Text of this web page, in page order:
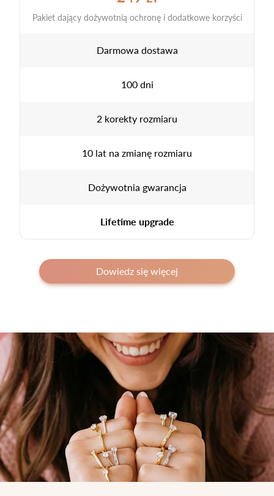
Pakiet dający dożywotnią ochronę i dodatkowe korzyści
Darmowa dostawa
100 dni
2 korekty rozmiaru
10 lat na zmianę rozmiaru
Dożywotnia gwarancja
Lifetime upgrade
Dowiedz się więcej